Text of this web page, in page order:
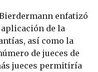
enfatizó
de la
así como la
de jueces de
jueces permitiría